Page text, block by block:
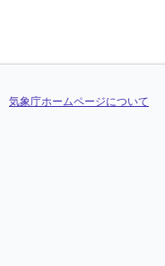
気象庁ホームページについて